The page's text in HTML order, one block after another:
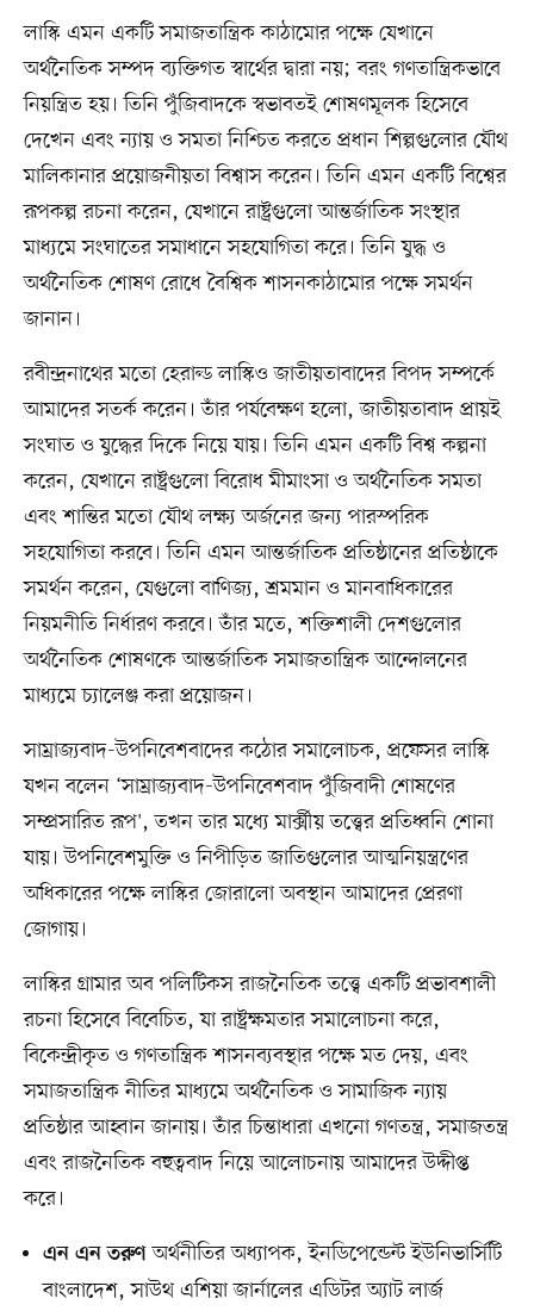
লাস্কি এমন একটি সমাজতান্ত্রিক কাঠামোর পক্ষে যেখানে
অর্থনৈতিক সম্পদ ব্যক্তিগত স্বার্থের দ্বারা নয়; বরং গণতান্ত্রিকভাবে
নিয়ন্ত্রিত হয়। তিনি পুঁজিবাদকে স্বভাবতই শোষণমূলক হিসেবে
দেখেন এবং ন্যায় ও সমতা নিশ্চিত করতে প্রধান শিল্পগুলোর যৌথ
মালিকানার প্রয়োজনীয়তা বিশ্বাস করেন। তিনি এমন একটি বিশ্বের
রূপকল্প রচনা করেন, যেখানে রাষ্ট্রগুলো আন্তর্জাতিক সংস্থার
মাধ্যমে সংঘাতের সমাধানে সহযোগিতা করে। তিনি যুদ্ধ ও
অর্থনৈতিক শোষণ রোধে বৈশ্বিক শাসনকাঠামোর পক্ষে সমর্থন
জানান।
রবীন্দ্রনাথের মতো হেরাল্ড লাস্কিও জাতীয়তাবাদের বিপদ সম্পর্কে
আমাদের সতর্ক করেন। তাঁর পর্যবেক্ষণ হলো, জাতীয়তাবাদ প্রায়ই
সংঘাত ও যুদ্ধের দিকে নিয়ে যায়। তিনি এমন একটি বিশ্ব কল্পনা
করেন, যেখানে রাষ্ট্রগুলো বিরোধ মীমাংসা ও অর্থনৈতিক সমতা
এবং শান্তির মতো যৌথ লক্ষ্য অর্জনের জন্য পারস্পরিক
সহযোগিতা করবে। তিনি এমন আন্তর্জাতিক প্রতিষ্ঠানের প্রতিষ্ঠাকে
সমর্থন করেন, যেগুলো বাণিজ্য, শ্রমমান ও মানবাধিকারের
নিয়মনীতি নির্ধারণ করবে। তাঁর মতে, শক্তিশালী দেশগুলোর
অর্থনৈতিক শোষণকে আন্তর্জাতিক সমাজতান্ত্রিক আন্দোলনের
মাধ্যমে চ্যালেঞ্জ করা প্রয়োজন।
সাম্রাজ্যবাদ-উপনিবেশবাদের কঠোর সমালোচক, প্রফেসর লাস্কি
যখন বলেন ‘সাম্রাজ্যবাদ-উপনিবেশবাদ পুঁজিবাদী শোষণের
সম্প্রসারিত রূপ', তখন তার মধ্যে মার্ক্সীয় তত্ত্বের প্রতিধ্বনি শোনা
যায়। উপনিবেশমুক্তি ও নিপীড়িত জাতিগুলোর আত্মনিয়ন্ত্রণের
অধিকারের পক্ষে লাস্কির জোরালো অবস্থান আমাদের প্রেরণা
জোগায়।
লাস্কির গ্রামার অব পলিটিকস রাজনৈতিক তত্ত্বে একটি প্রভাবশালী
রচনা হিসেবে বিবেচিত, যা রাষ্ট্রক্ষমতার সমালোচনা করে,
বিকেন্দ্রীকৃত ও গণতান্ত্রিক শাসনব্যবস্থার পক্ষে মত দেয়, এবং
সমাজতান্ত্রিক নীতির মাধ্যমে অর্থনৈতিক ও সামাজিক ন্যায়
প্রতিষ্ঠার আহ্বান জানায়। তাঁর চিন্তাধারা এখনো গণতন্ত্র, সমাজতন্ত্র
এবং রাজনৈতিক বহুত্ববাদ নিয়ে আলোচনায় আমাদের উদ্দীপ্ত
করে।
এন এন তরুণঅর্থনীতির অধ্যাপক, ইনডিপেন্ডেন্ট ইউনিভার্সিটি
বাংলাদেশ, সাউথ এশিয়া জার্নালের এডিটর অ্যাট লার্জ